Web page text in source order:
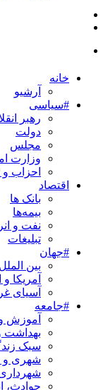
خانه
آرشیو
#سیاسی
رهبر
دولت
مجلس
وزارت
احزاب و
اقتصاد
بانک ها
بیمه‌ها
نفت و
تبلیغات
#جهان
بین الملل
آمریکا و
آسیای
#جامعه
آموزش
بهداشت
سبک
شهری و
حوادث،